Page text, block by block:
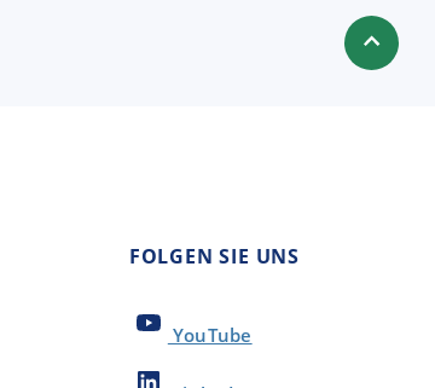
FOLGEN SIE UNS
YouTube